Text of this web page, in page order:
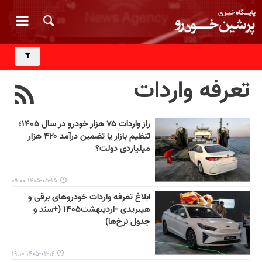
تعرفه واردات
راز واردات ۷۵ هزار خودرو در سال ۱۴۰۵؛
تنظیم بازار یا تضمین درآمد ۴۲۰ هزار
میلیاردی دولت؟
۱۴۰۵-۰۵-۱۵ ۰۹:۰۰
ابلاغ تعرفه واردات خودروهای برقی و
هیبریدی -اردیبهشت۱۴۰۵ (+سند و
جدول نرخ‌ها)
۱۴۰۵-۰۲-۱۶ ۱۹:۱۰